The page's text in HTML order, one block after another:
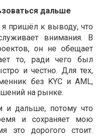
дальше
я пришёл к выводу, что
внимания. В
он не обещает
то, ради чего был
и честно. Для тех,
без KYC и AML,
на рынке.
и дальше, потому что
и сохраняет мою
это дорогого стоит.